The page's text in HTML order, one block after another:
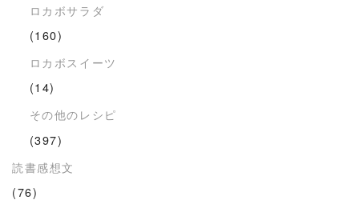
ロカボサラダ
(160)
ロカボスイーツ
(14)
その他のレシピ
(397)
読書感想文
(76)